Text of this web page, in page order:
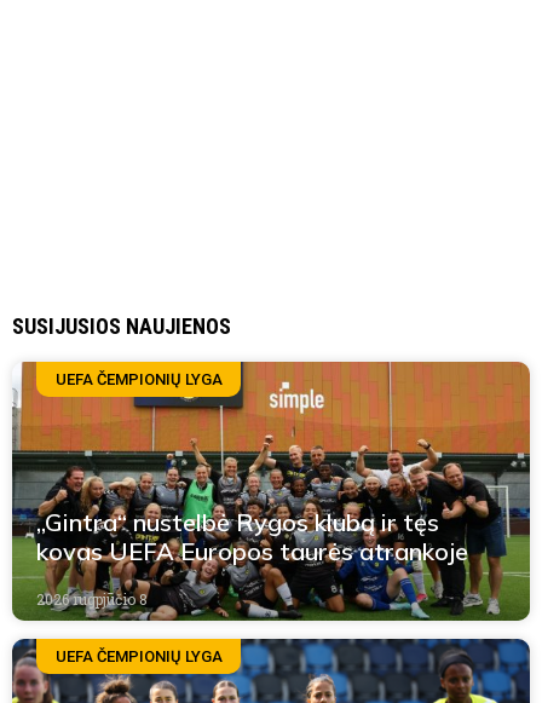
SUSIJUSIOS NAUJIENOS
UEFA ČEMPIONIŲ LYGA
„Gintra“ nustelbė Rygos klubą ir tęs
kovas UEFA Europos taurės atrankoje
2026 rugpjūčio 8
UEFA ČEMPIONIŲ LYGA